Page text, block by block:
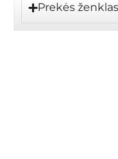
Prekės ženklas